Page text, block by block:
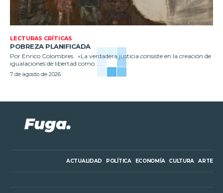
LECTURAS CRÍTICAS
POBREZA PLANIFICADA
Por Enrico Colombres. «La verdadera justicia consiste en la creación de
igualaciones de libertad como...
7 de agosto de 2026
ACTUALIDAD POLÍTICA ECONOMÍA CULTURA ARTE